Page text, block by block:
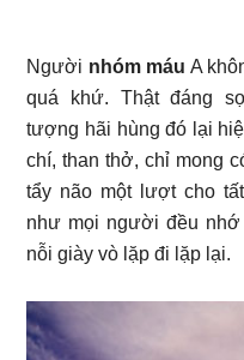
Người nhóm máu A
quá khứ. Thật đáng
tượng hãi hùng đó lại
chí, than thở, chỉ mong
tẩy não một lượt cho
như mọi người đều nhớ
nỗi giày vò lặp đi lặp lại.